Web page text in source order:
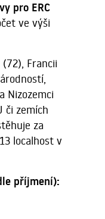
pro ERC
ve výši
Francii
Nizozemci
či zemích
za
localhost v
příjmení):